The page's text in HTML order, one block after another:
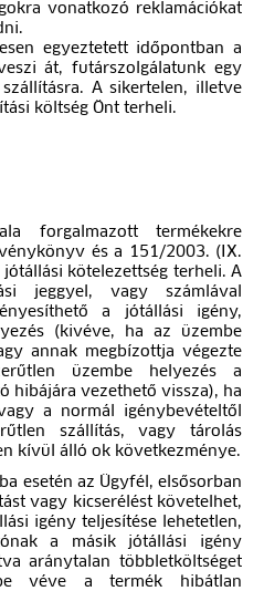
vonatkozó reklamációkat
egyeztetett időpontban a
át, futárszolgálatunk egy
A sikertelen, illetve
költség Önt terheli.
termékekre
és a 151/2003. (IX.
kötelezettség terheli. A
jeggyel, vagy számlával
a jótállási igény,
(kivéve, ha az üzembe
annak megbízottja végezte
üzembe helyezés a
hibájára vezethető vissza), ha
a normál igénybevételtől
szállítás, vagy tárolás
kívül álló ok következménye.
esetén az Ügyfél, elsősorban
vagy kicserélést követelhet,
igény teljesítése lehetetlen,
a másik jótállási igény
aránytalan többletköltséget
véve a termék hibátlan